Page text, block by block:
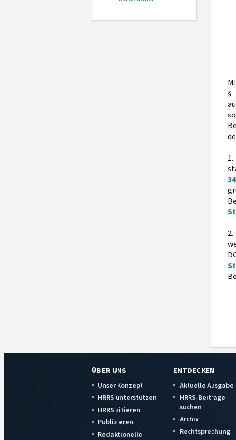
ÜBER UNS
Unser Konzept
HRRS unterstützen
HRRS zitieren
Publizieren
Redaktionelle
ENTDECKEN
Aktuelle Ausgabe
HRRS-Beiträge
suchen
Archiv
Rechtsprechung